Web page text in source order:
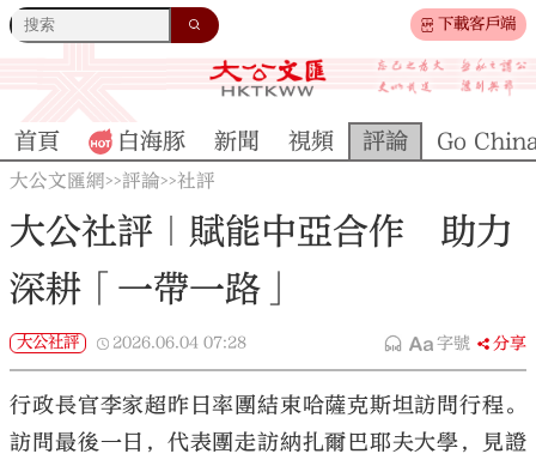
下載客戶端
首頁 白海豚 新聞 視頻 評論 Go
大公文匯網>>評論>>社評
大公社評｜賦能中亞合作 助力
深耕「一帶一路」
大公社評 2026.06.04 07:28 字號 分享
行政長官李家超昨日率團結束哈薩克斯坦訪問行程。
訪問最後一日，代表團走訪納扎爾巴耶夫大學，見證